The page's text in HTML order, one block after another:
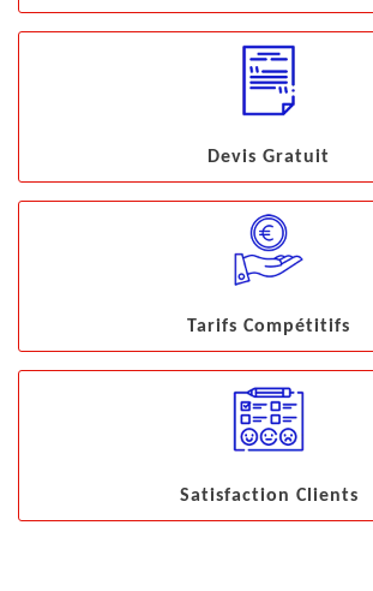
Devis Gratuit
Tarifs Compétitifs
Satisfaction Clients